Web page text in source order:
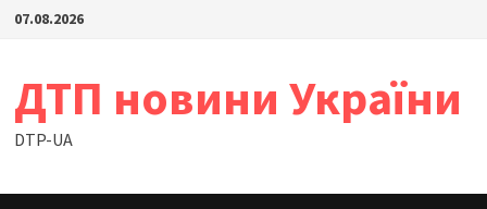
Skip07.08.2026
ДТП новини України
DTP-UA